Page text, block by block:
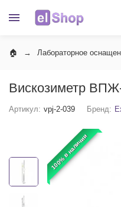
Лабораторное
Вискозиметр
Артикул: vpj-2-039 Бренд:
100% в наличии